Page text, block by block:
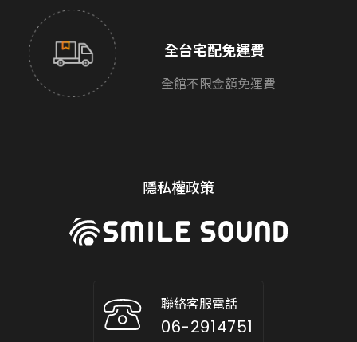
全台宅配免運費
全館不限金額免運費
隱私權政策
聯絡客服電話
06-2914751